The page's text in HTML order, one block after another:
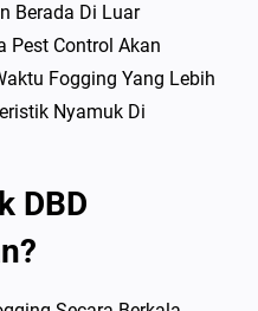
Berada Di Luar
Pest Control Akan
Fogging Yang Lebih
Nyamuk Di
DBD